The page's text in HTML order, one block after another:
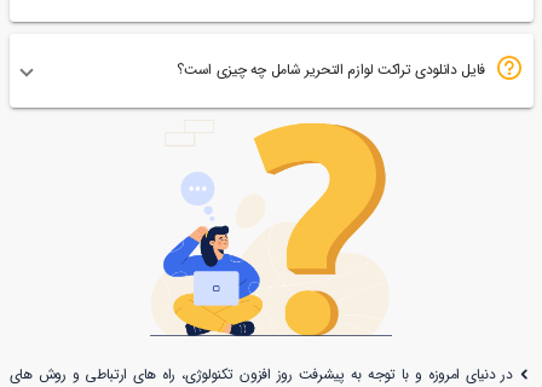
فایل دانلودی تراکت لوازم التحریر شامل چه چیزی است؟
در دنیای امروزه و با توجه به پیشرفت روز افزون تکنولوژی، راه های ارتباطی و روش های